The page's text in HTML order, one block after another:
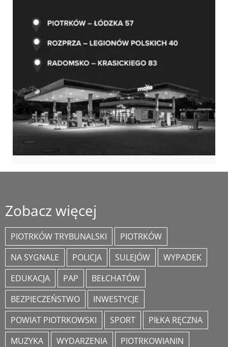
Zobacz więcej
PIOTRKÓW TRYBUNALSKI
PIOTRKÓW
NA SYGNALE
POLICJA SULEJÓW
WYPADEK
EDUKACJA
PAP
BEŁCHATÓW
BEZPIECZEŃSTWO
INWESTYCJE
POWIAT PIOTRKOWSKI
SPORT
PIŁKA RĘCZNA
MUZYKA
WYDARZENIA
PIOTRKOWIANIN